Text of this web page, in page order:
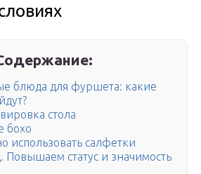
блюда для фуршета: какие
стола
бохо
использовать салфетки
статус и значимость